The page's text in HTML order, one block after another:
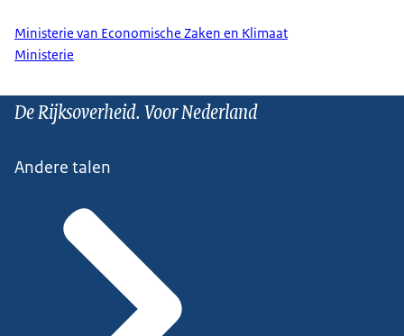
Ministerie van Economische Zaken en Klimaat
Ministerie
De Rijksoverheid. Voor Nederland
Andere talen